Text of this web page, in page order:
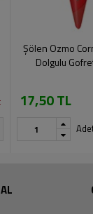
Şölen Ozmo
Dolgulu
17,50 TL